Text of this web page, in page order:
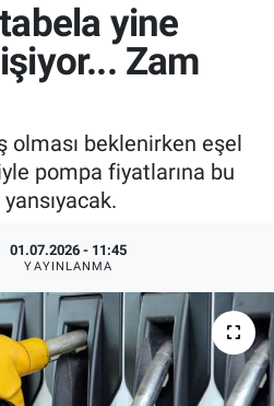
yine
Zam
olması beklenirken eşel
pompa fiyatlarına bu
01.07.2026 - 11:45
YAYINLANMA